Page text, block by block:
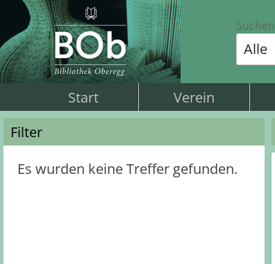
Alle
Start Verein
Filter
Es wurden keine Treffer gefunden.